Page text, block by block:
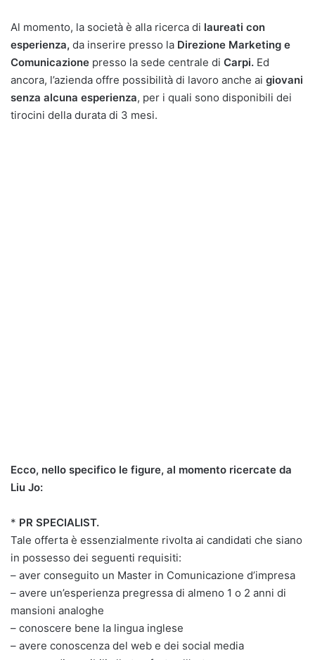
Al momento, la società è alla ricerca di laureati con
esperienza, da inserire presso la Direzione Marketing e
Comunicazione presso la sede centrale di Carpi. Ed
ancora, l’azienda offre possibilità di lavoro anche ai giovani
senza alcuna esperienza, per i quali sono disponibili dei
tirocini della durata di 3 mesi.
Ecco, nello specifico le figure, al momento ricercate da
Liu Jo:
* PR SPECIALIST.
Tale offerta è essenzialmente rivolta ai candidati che siano
in possesso dei seguenti requisiti:
– aver conseguito un Master in Comunicazione d’impresa
– avere un’esperienza pregressa di almeno 1 o 2 anni di
mansioni analoghe
– conoscere bene la lingua inglese
– avere conoscenza del web e dei social media